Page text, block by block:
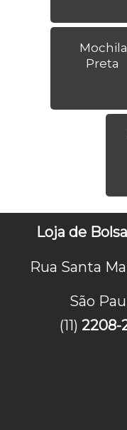
Mochila
Preta
Loja de
Rua Santa
São
(11) 2208-